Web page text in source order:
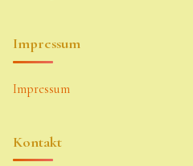
Impressum
Impressum
Kontakt